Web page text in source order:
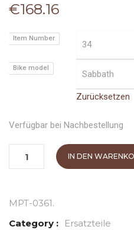
€168.16
Item Number
Bike model
Zurücksetzen
Verfügbar bei Nachbestellung
IN DEN
MPT-0361.
Category :
Ersatzteile